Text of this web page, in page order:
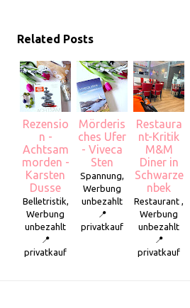
Related Posts
Rezensio
n -
Achtsam
morden -
Karsten
Dusse
Belletristik,
Werbung
unbezahlt
📍
privatkauf
Mörderis
ches Ufer
- Viveca
Sten
Spannung,
Werbung
unbezahlt
📍
privatkauf
Restaura
nt-Kritik
M&M
Diner in
Schwarze
nbek
Restaurant ,
Werbung
unbezahlt
📍
privatkauf